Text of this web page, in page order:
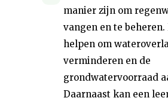
manier zijn om
vangen en te beheren.
helpen om
verminderen en de
grondwatervoorraad
Daarnaast kan een